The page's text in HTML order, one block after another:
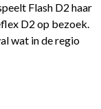
Flash D2 haar
D2 op bezoek.
wat in de regio